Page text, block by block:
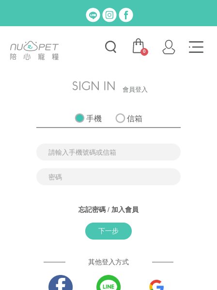
0
會員登入
手機 信箱
忘記密碼 / 加入會員
下一步
其他登入方式